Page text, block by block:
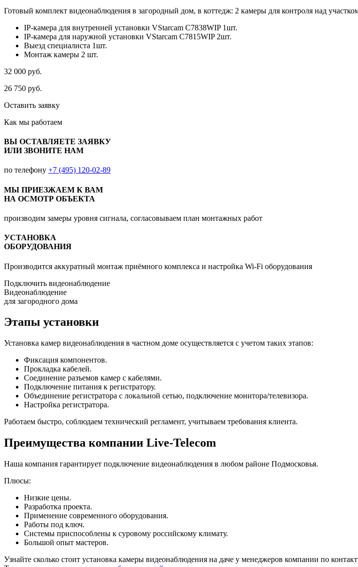
Готовый комплект видеонаблюдения в загородный дом, в коттедж: 2 камеры для контроля над
IP-камера для внутренней установки VStarcam C7838WIP 1шт.
IP-камера для наружной установки VStarcam C7815WIP 2шт.
Выезд специалиста 1шт.
Монтаж камеры 2 шт.
32 000 руб.
26 750 руб.
Оставить заявку
Как мы работаем
ВЫ ОСТАВЛЯЕТЕ ЗАЯВКУ
ИЛИ ЗВОНИТЕ НАМ
по телефону +7 (495) 120-02-89
МЫ ПРИЕЗЖАЕМ К ВАМ
НА ОСМОТР ОБЪЕКТА
производим замеры уровня сигнала, согласовываем план монтажных работ
УСТАНОВКА
ОБОРУДОВАНИЯ
Производится аккуратный монтаж приёмного комплекса и настройка Wi-Fi оборудования
Подключить видеонаблюдение
Видеонаблюдение
для загородного дома
Этапы установки
Установка камер видеонаблюдения в частном доме осуществляется с учетом таких этапов:
Фиксация компонентов.
Прокладка кабелей.
Соединение разъемов камер с кабелями.
Подключение питания к регистратору.
Объединение регистратора с локальной сетью, подключение монитора/телевизора.
Настройка регистратора.
Работаем быстро, соблюдаем технический регламент, учитываем требования клиента.
Преимущества компании Live-Telecom
Наша компания гарантирует подключение видеонаблюдения в любом районе Подмосковья.
Плюсы:
Низкие цены.
Разработка проекта.
Применение современного оборудования.
Работы под ключ.
Системы приспособлены к суровому российскому климату.
Большой опыт мастеров.
Узнайте сколько стоит установка камеры видеонаблюдения на даче у менеджеров компании по